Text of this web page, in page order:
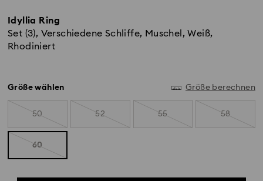
Idyllia Ring
Set (3), Verschiedene Schliffe, Muschel, Weiß,
Rhodiniert
Größe wählen Größe berechnen
50 52 55 58
60